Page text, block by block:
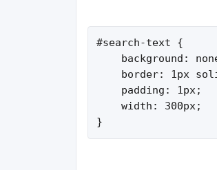
#search-text {
background:
border: 1px
    padding: 1px;
    width: 300px;
}